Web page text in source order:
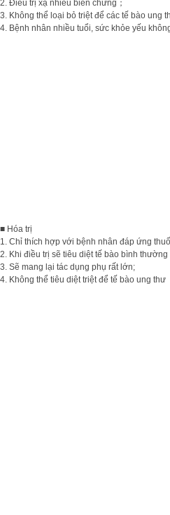
2. Điều trị xạ nhiều biến chứng；
3. Không thể loại bỏ triệt để các tế bào ung
4. Bệnh nhân nhiều tuổi, sức khỏe yếu
■ Hóa trị
1. Chỉ thích hợp với bệnh nhân đáp ứng
2. Khi điều trị sẽ tiêu diệt tế bào bình thường
3. Sẽ mang lại tác dụng phụ rất lớn;
4. Không thể tiêu diệt triệt để tế bào ung thư